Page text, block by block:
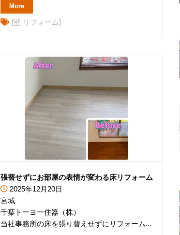
More
[壁 リフォーム]
張替せずにお部屋の表情が変わる床リフォーム
2025年12月20日
宮城
千葉トーヨー住器（株）
当社事務所の床を張り替えせずにリフォーム...